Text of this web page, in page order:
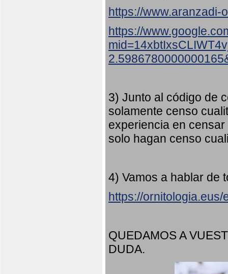
https://www.aranzadi-
https://
3) Junto al código de
solamente censo
experiencia en
solo hagan censo
4) Vamos a hablar de
https://
QUEDAMOS A
DUDA.